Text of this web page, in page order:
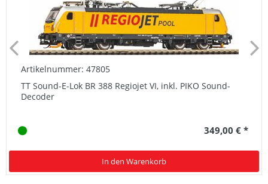
Artikelnummer: 47805
TT Sound-E-Lok BR 388 Regiojet VI, inkl. PIKO Sound-
Decoder
349,00 € *
In den Warenkorb